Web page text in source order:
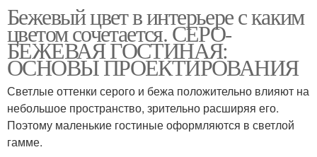
Бежевый цвет в интерьере с каким
цветом сочетается. СЕРО-
БЕЖЕВАЯ ГОСТИНАЯ:
ОСНОВЫ ПРОЕКТИРОВАНИЯ
Светлые оттенки серого и бежа положительно влияют на
небольшое пространство, зрительно расширяя его.
Поэтому маленькие гостиные оформляются в светлой
гамме.